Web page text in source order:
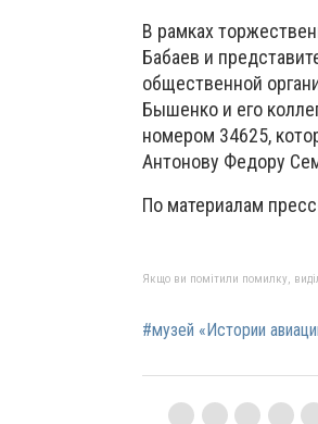
В рамках
Бабаев и
общественной
Бышенко и его
номером 34625,
Антонову Федору
По материалам
Якщо ви помітили помилку,
#музей «Истории